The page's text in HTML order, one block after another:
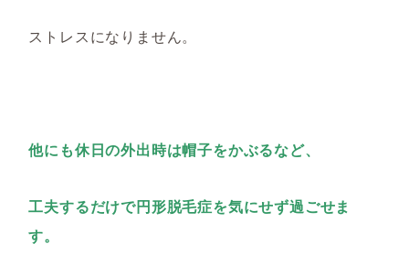
ストレスになりません。
他にも休日の外出時は帽子をかぶるなど、
工夫するだけで円形脱毛症を気にせず過ごせま
す。